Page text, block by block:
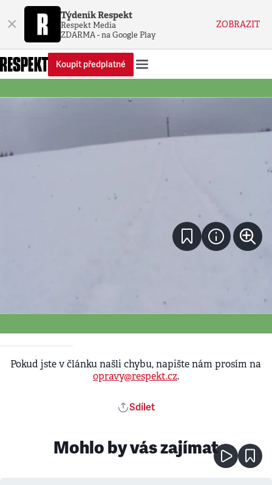
× Týdeník Respekt
Respekt Media
ZDARMA - na Google Play
ZOBRAZIT
Koupit předplatné
Pokud jste v článku našli chybu, napište nám prosím na
opravy@respekt.cz.
Sdílet
Mohlo by vás zajímat